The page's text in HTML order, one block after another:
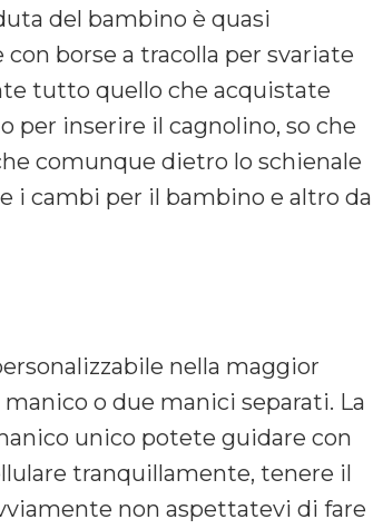
del bambino è quasi
borse a tracolla per svariate
tutto quello che acquistate
per inserire il cagnolino, so che
comunque dietro lo schienale
i cambi per il bambino e altro da
nella maggior
o due manici separati. La
unico potete guidare con
tranquillamente, tenere il
non aspettatevi di fare